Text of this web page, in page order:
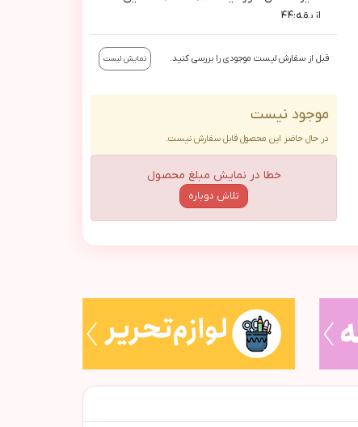
ازيقه:٤٤
سايز٥-٦سال: دورسينه:٨٨/قد:٦٢/قداستين
ازيقه:٤٥
سايز٧-٨سال: دورسينه:٩٢/قد:٦٥/قداستين
قبل از سفارش لیست موجودی را بررسی کنید. نمایش لیست
موجود نیست
در حال حاضر این محصول قابل سفارش نیست.
خطا در نمایش مبلغ محصول
تلاش دوباره